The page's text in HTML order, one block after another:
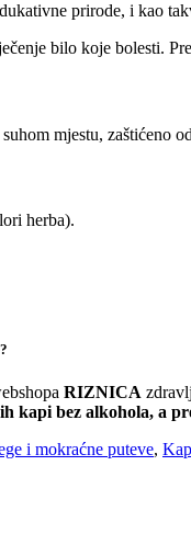
prirode, i kao
bilo koje bolesti.
mjestu,
herba).
RIZNICA
kapi bez alkohola, a
i mokraćne puteve,